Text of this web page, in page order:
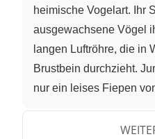
heimische Vogelart. Ihr
ausgewachsene Vögel
langen Luftröhre, die in
Brustbein durchzieht.
nur ein leises Fiepen
schwarz-weiß